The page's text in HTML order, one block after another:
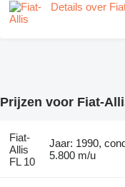
Details over
Prijzen voor Fiat-
Fiat-
Allis
FL 10
Jaar: 1990,
5.800 m/u